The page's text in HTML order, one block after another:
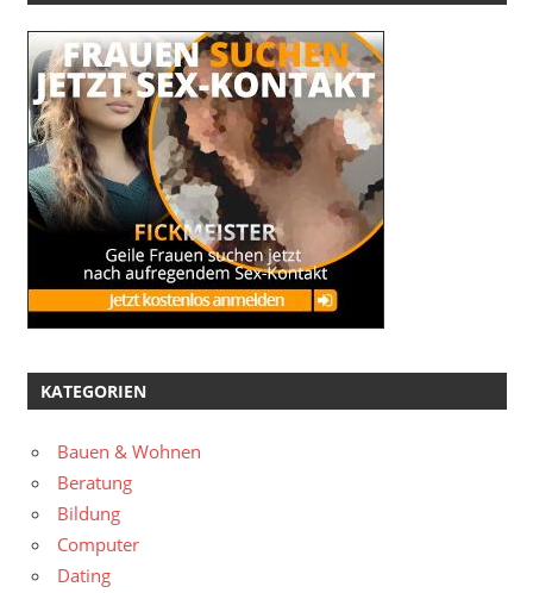
KATEGORIEN
Bauen & Wohnen
Beratung
Bildung
Computer
Dating